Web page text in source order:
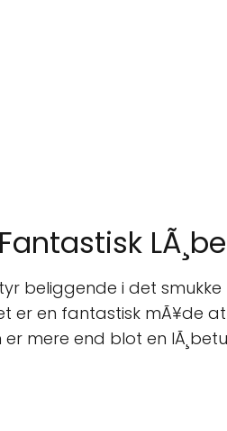
beliggende i det
er en fantastisk mÃ¥de
mere end blot en